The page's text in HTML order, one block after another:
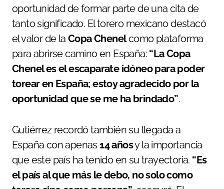
oportunidad de formar parte de una cita de
tanto significado. El torero mexicano destacó
el valor de laCopa Chenelcomo plataforma
para abrirse camino en España: “La Copa
Chenel es el escaparate idóneo para poder
torear en España; estoy agradecido por la
oportunidad que se me ha brindado”.
Gutiérrez recordó también su llegada a
España con apenas14 añosy la importancia
que este país ha tenido en su trayectoria. “Es
el país al que más le debo, no solo como